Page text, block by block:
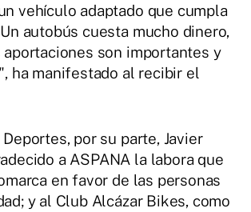
vehículo adaptado que cumpla
autobús cuesta mucho dinero,
son importantes y
ha manifestado al recibir el
por su parte, Javier
a ASPANA la labora que
en favor de las personas
y al Club Alcázar Bikes, como